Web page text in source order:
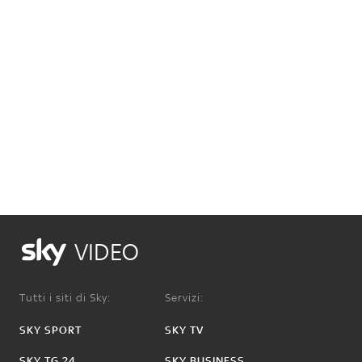
VIDEO
Tutti i siti di Sky:
SKY SPORT
Servizi:
SKY TV